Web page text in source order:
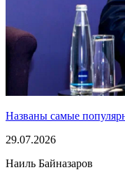
Названы самые
29.07.2026
Наиль Байназаров